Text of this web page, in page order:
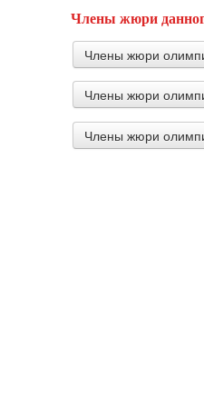
Члены жюри
Члены жюри
Суровнева
Учитель
Члены жюри
Фоменко
Члены жюри